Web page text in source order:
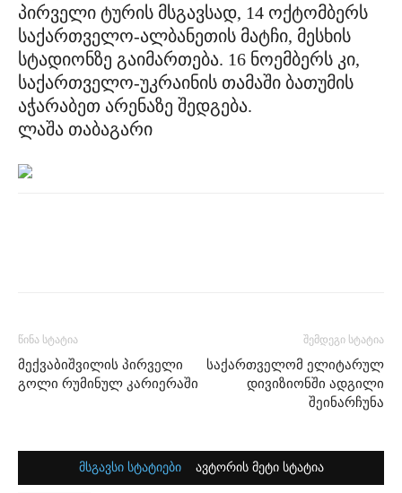
პირველი ტურის მსგავსად, 14 ოქტომბერს
საქართველო-ალბანეთის მატჩი, მესხის
სტადიონზე გაიმართება. 16 ნოემბერს კი,
საქართველო-უკრაინის თამაში ბათუმის
აჭარაბეთ არენაზე შედგება.
ლაშა თაბაგარი
წინა სტატია
მექვაბიშვილის პირველი
გოლი რუმინულ კარიერაში
შემდეგი სტატია
საქართველომ ელიტარულ
დივიზიონში ადგილი
შეინარჩუნა
მსგავსი სტატიები ავტორის მეტი სტატია